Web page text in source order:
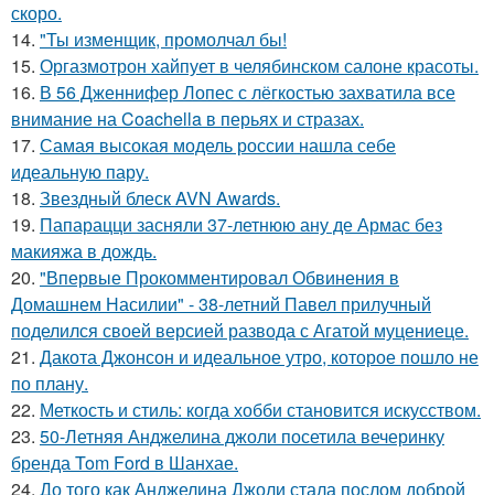
скоро.
14. "Ты изменщик, промолчал бы!
15. Оргазмотрон хайпует в челябинском салоне красоты.
16. В 56 Дженнифер Лопес с лёгкостью захватила все
внимание на Coachella в перьях и стразах.
17. Самая высокая модель россии нашла себе
идеальную пару.
18. Звездный блеск AVN Awards.
19. Папарацци засняли 37-летнюю ану де Армас без
макияжа в дождь.
20. "Впервые Прокомментировал Обвинения в
Домашнем Насилии" - 38-летний Павел прилучный
поделился своей версией развода с Агатой муцениеце.
21. Дакота Джонсон и идеальное утро, которое пошло не
по плану.
22. Меткость и стиль: когда хобби становится искусством.
23. 50-Летняя Анджелина джоли посетила вечеринку
бренда Tom Ford в Шанхае.
24. До того как Анджелина Джоли стала послом доброй